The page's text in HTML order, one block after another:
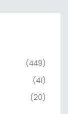
(449)
(41)
(20)